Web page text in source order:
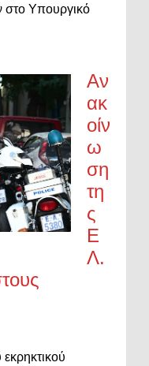
στο Υπουργικό
Αν
ακ
οίν
ω
ση
τη
ς
Ε
Λ.